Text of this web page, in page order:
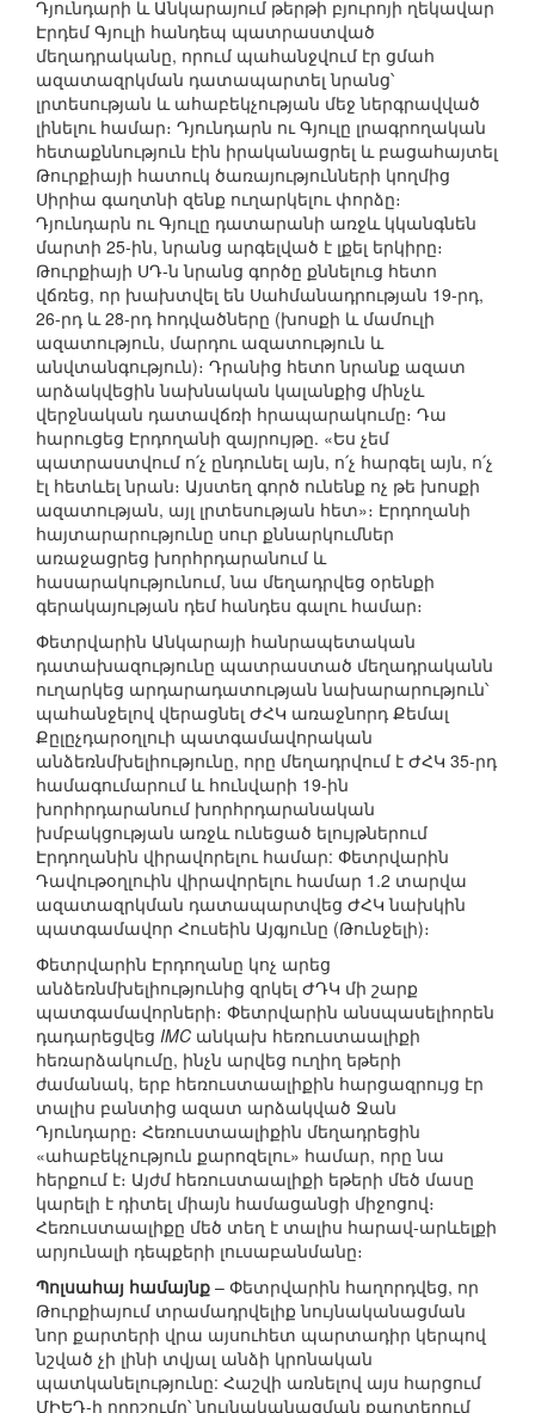
Դյունդարի և Անկարայում թերթի բյուրոյի ղեկավար
Էրդեմ Գյուլի հանդեպ պատրաստված
մեղադրականը, որում պահանջվում էր ցմահ
ազատազրկման դատապարտել նրանց՝
լրտեսության և ահաբեկչության մեջ ներգրավված
լինելու համար։ Դյունդարն ու Գյուլը լրագրողական
հետաքննություն էին իրականացրել և բացահայտել
Թուրքիայի հատուկ ծառայությունների կողմից
Սիրիա գաղտնի զենք ուղարկելու փորձը։
Դյունդարն ու Գյուլը դատարանի առջև կկանգնեն
մարտի 25-ին, նրանց արգելված է լքել երկիրը։
Թուրքիայի ՍԴ-ն նրանց գործը քննելուց հետո
վճռեց, որ խախտվել են Սահմանադրության 19-րդ,
26-րդ և 28-րդ հոդվածները (խոսքի և մամուլի
ազատություն, մարդու ազատություն և
անվտանգություն)։ Դրանից հետո նրանք ազատ
արձակվեցին նախնական կալանքից մինչև
վերջնական դատավճռի հրապարակումը։ Դա
հարուցեց Էրդողանի զայրույթը. «Ես չեմ
պատրաստվում ո՛չ ընդունել այն, ո՛չ հարգել այն, ո՛չ
էլ հետևել նրան։ Այստեղ գործ ունենք ոչ թե խոսքի
ազատության, այլ լրտեսության հետ»։ Էրդողանի
հայտարարությունը սուր քննարկումներ
առաջացրեց խորհրդարանում և
հասարակությունում, նա մեղադրվեց օրենքի
գերակայության դեմ հանդես գալու համար։
Փետրվարին Անկարայի հանրապետական
դատախազությունը պատրաստած մեղադրականն
ուղարկեց արդարադատության նախարարություն՝
պահանջելով վերացնել ԺՀԿ առաջնորդ Քեմալ
Քըլըչդարօղլուի պատգամավորական
անձեռնմխելիությունը, որը մեղադրվում է ԺՀԿ 35-րդ
համագումարում և հունվարի 19-ին
խորհրդարանում խորհրդարանական
խմբակցության առջև ունեցած ելույթներում
Էրդողանին վիրավորելու համար: Փետրվարին
Դավութօղլուին վիրավորելու համար 1.2 տարվա
ազատազրկման դատապարտվեց ԺՀԿ նախկին
պատգամավոր Հուսեին Այգյունը (Թունջելի)։
Փետրվարին Էրդողանը կոչ արեց
անձեռնմխելիությունից զրկել ԺԴԿ մի շարք
պատգամավորների։ Փետրվարին անսպասելիորեն
դադարեցվեց IMC անկախ հեռուստաալիքի
հեռարձակումը, ինչն արվեց ուղիղ եթերի
ժամանակ, երբ հեռուստաալիքին հարցազրույց էր
տալիս բանտից ազատ արձակված Ջան
Դյունդարը։ Հեռուստաալիքին մեղադրեցին
«ահաբեկչություն քարոզելու» համար, որը նա
հերքում է։ Այժմ հեռուստաալիքի եթերի մեծ մասը
կարելի է դիտել միայն համացանցի միջոցով։
Հեռուստաալիքը մեծ տեղ է տալիս հարավ-արևելքի
արյունալի դեպքերի լուսաբանմանը։
Պոլսահայ համայնք – Փետրվարին հաղորդվեց, որ
Թուրքիայում տրամադրվելիք նույնականացման
նոր քարտերի վրա այսուհետ պարտադիր կերպով
նշված չի լինի տվյալ անձի կրոնական
պատկանելությունը: Հաշվի առնելով այս հարցում
ՄԻԵԴ-ի որոշումը՝ նույնականացման քարտերում